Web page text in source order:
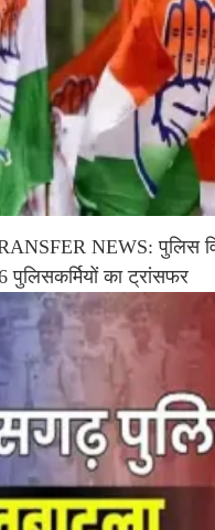
NEWS: पुलिस
का ट्रांसफर